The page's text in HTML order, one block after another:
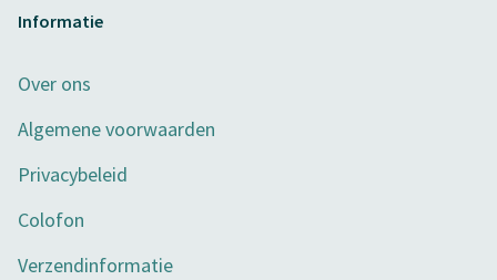
Informatie
Over ons
Algemene voorwaarden
Privacybeleid
Colofon
Verzendinformatie